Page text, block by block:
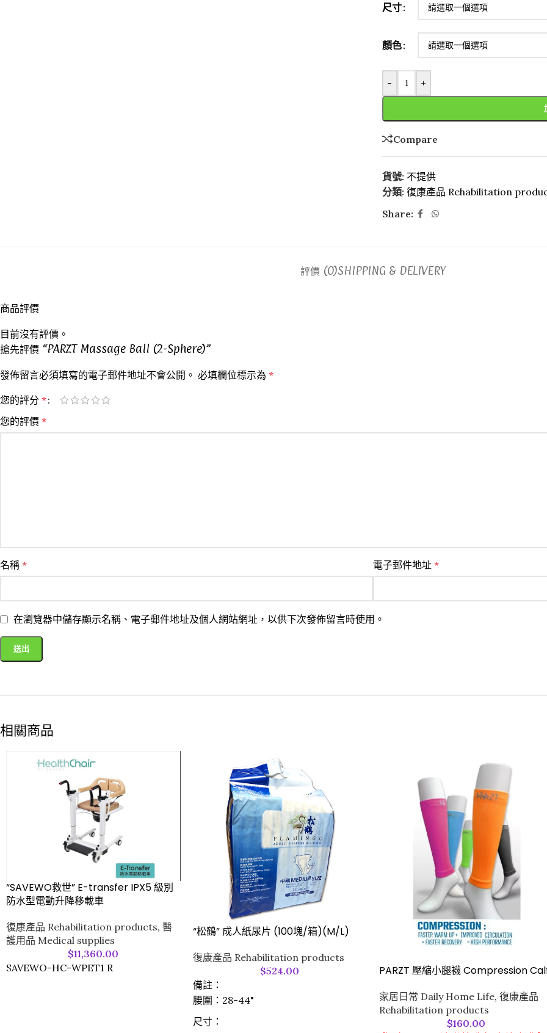
尺寸
顏色
- +
Compare
貨號: 不提供
分類: 復康產品 Rehabilitation
Share:
評價 (0)SHIPPING & DELIVERY
商品評價
目前沒有評價。
搶先評價 “PARZT Massage Ball (2-Sphere)”
發佈留言必須填寫的電子郵件地址不會公開。 必填欄位標示為 *
您的評分 *
您的評價 *
名稱 * 電子郵件地址 *
在瀏覽器中儲存顯示名稱、電子郵件地址及個人網站網址，以供下次發佈留言時使用。
相關商品
“SAVEWO救世” E-transfer IPX5 級別
防水型電動升降移載車
復康產品 Rehabilitation products, 醫
護用品 Medical supplies
$11,360.00
SAVEWO-HC-WPET1 R
“松鶴” 成人紙尿片 (100塊/箱)(M/L)
復康產品 Rehabilitation products
$524.00
備註：
腰圍：28-44"
尺寸：
PARZT 壓縮小腿襪 Compression
家居日常 Daily Home Life, 復康產品
Rehabilitation products
$160.00